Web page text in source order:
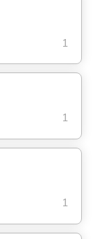
1
1
1